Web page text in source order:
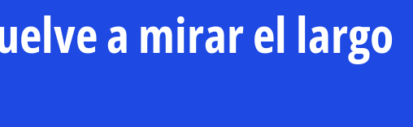
a mirar el largo